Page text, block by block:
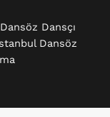
Dansçı
Dansöz